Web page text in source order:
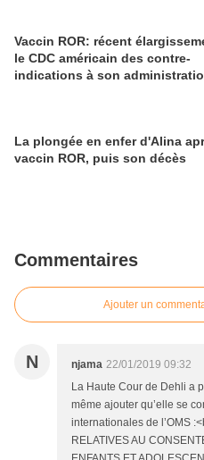
Vaccin ROR: récent
le CDC américain des contre-
indications à son
La plongée en enfer d'Alina
vaccin ROR, puis son décès
Commentaires
Ajouter un
N njama 22/01/2019 09:32
La Haute Cour de Dehli a
même ajouter qu’elle se
internationales de l’OMS
RELATIVES AU